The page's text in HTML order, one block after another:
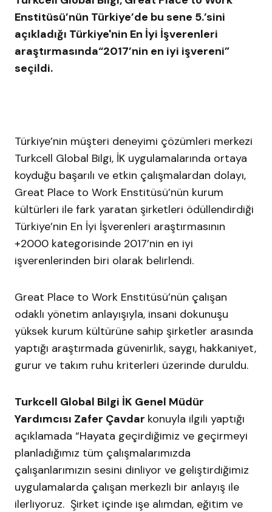
Enstitüsü’nün Türkiye’de bu sene 5.’sini
açıkladığı Türkiye'nin En İyi İşverenleri
araştırmasında“2017’nin en iyi işvereni”
seçildi.
Türkiye’nin müşteri deneyimi çözümleri merkezi
Turkcell Global Bilgi, İK uygulamalarında ortaya
koyduğu başarılı ve etkin çalışmalardan dolayı,
Great Place to Work Enstitüsü’nün kurum
kültürleri ile fark yaratan şirketleri ödüllendirdiği
Türkiye’nin En İyi İşverenleri araştırmasının
+2000 kategorisinde 2017’nin en iyi
işverenlerinden biri olarak belirlendi.
Great Place to Work Enstitüsü’nün çalışan
odaklı yönetim anlayışıyla, insani dokunuşu
yüksek kurum kültürüne sahip şirketler arasında
yaptığı araştırmada güvenirlik, saygı, hakkaniyet,
gurur ve takım ruhu kriterleri üzerinde duruldu.
Turkcell Global Bilgi İK Genel Müdür
Yardımcısı Zafer Çavdar konuyla ilgili yaptığı
açıklamada “Hayata geçirdiğimiz ve geçirmeyi
planladığımız tüm çalışmalarımızda
çalışanlarımızın sesini dinliyor ve geliştirdiğimiz
uygulamalarda çalışan merkezli bir anlayış ile
ilerliyoruz. Şirket içinde işe alımdan, eğitim ve